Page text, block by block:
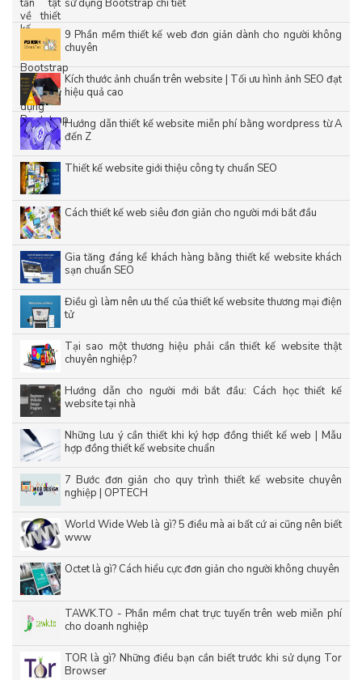
sử dụng Bootstrap chi tiết
9 Phần mềm thiết kế web đơn giản dành cho người không
chuyên
Kích thước ảnh chuẩn trên website | Tối ưu hình ảnh SEO đạt
hiệu quả cao
Hướng dẫn thiết kế website miễn phí bằng wordpress từ A
đến Z
Thiết kế website giới thiệu công ty chuẩn SEO
Cách thiết kế web siêu đơn giản cho người mới bắt đầu
Gia tăng đáng kể khách hàng bằng thiết kế website khách
sạn chuẩn SEO
Điều gì làm nên ưu thế của thiết kế website thương mại điện
tử
Tại sao một thương hiệu phải cần thiết kế website thật
chuyên nghiệp?
Hướng dẫn cho người mới bắt đầu: Cách học thiết kế
website tại nhà
Những lưu ý cần thiết khi ký hợp đồng thiết kế web | Mẫu
hợp đồng thiết kế website chuẩn
7 Bước đơn giản cho quy trình thiết kế website chuyên
nghiệp | OPTECH
World Wide Web là gì? 5 điều mà ai bất cứ ai cũng nên biết
www
Octet là gì? Cách hiểu cực đơn giản cho người không chuyên
TAWK.TO - Phần mềm chat trực tuyến trên web miễn phí
cho doanh nghiệp
TOR là gì? Những điều bạn cần biết trước khi sử dụng Tor
Browser